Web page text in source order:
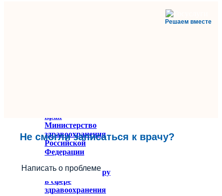
Решаем вместе
Не смогли записаться к врачу?
Написать о проблеме
края
Министерство
здравоохранения
Российской
Федерации
Федеральное
служба по надзору
в сфере
здравоохранения